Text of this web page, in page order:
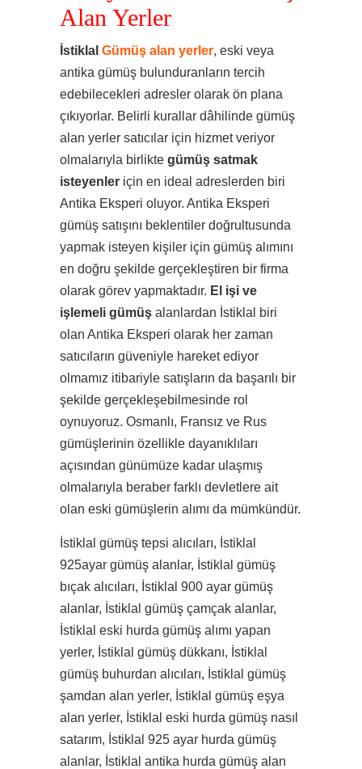
Alan Yerler
İstiklal Gümüş alan yerler, eski veya
antika gümüş bulunduranların tercih
edebilecekleri adresler olarak ön plana
çıkıyorlar. Belirli kurallar dâhilinde gümüş
alan yerler satıcılar için hizmet veriyor
olmalarıyla birlikte gümüş satmak
isteyenler için en ideal adreslerden biri
Antika Eksperi oluyor. Antika Eksperi
gümüş satışını beklentiler doğrultusunda
yapmak isteyen kişiler için gümüş alımını
en doğru şekilde gerçekleştiren bir firma
olarak görev yapmaktadır. El işi ve
işlemeli gümüş alanlardan İstiklal biri
olan Antika Eksperi olarak her zaman
satıcıların güveniyle hareket ediyor
olmamız itibariyle satışların da başarılı bir
şekilde gerçekleşebilmesinde rol
oynuyoruz. Osmanlı, Fransız ve Rus
gümüşlerinin özellikle dayanıklıları
açısından günümüze kadar ulaşmış
olmalarıyla beraber farklı devletlere ait
olan eski gümüşlerin alımı da mümkündür.
İstiklal gümüş tepsi alıcıları, İstiklal
925ayar gümüş alanlar, İstiklal gümüş
bıçak alıcıları, İstiklal 900 ayar gümüş
alanlar, İstiklal gümüş çamçak alanlar,
İstiklal eski hurda gümüş alımı yapan
yerler, İstiklal gümüş dükkanı, İstiklal
gümüş buhurdan alıcıları, İstiklal gümüş
şamdan alan yerler, İstiklal gümüş eşya
alan yerler, İstiklal eski hurda gümüş nasıl
satarım, İstiklal 925 ayar hurda gümüş
alanlar, İstiklal antika hurda gümüş alan